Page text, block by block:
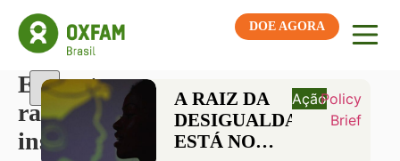
DOE AGORA
Etiqueta:
racismo
institucional
A RAIZ DA
DESIGUALDADE
ESTÁ NO
AçãoPolicy
Brief